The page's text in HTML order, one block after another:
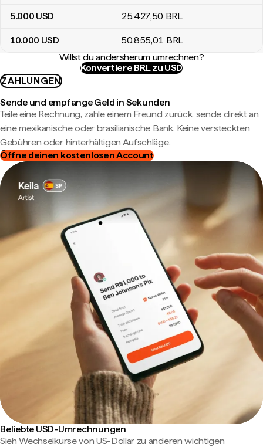
5.000 USD 25.427,50 BRL
10.000 USD 50.855,01 BRL
Willst du andersherum umrechnen?
Konvertiere BRL zu USD
ZAHLUNGEN
Sende und empfange Geld in Sekunden
Teile eine Rechnung, zahle einem Freund zurück, sende direkt an
eine mexikanische oder brasilianische Bank. Keine versteckten
Gebühren oder hinterhältigen Aufschläge.
Öffne deinen kostenlosen Account
Beliebte USD-Umrechnungen
Sieh Wechselkurse von US-Dollar zu anderen wichtigen